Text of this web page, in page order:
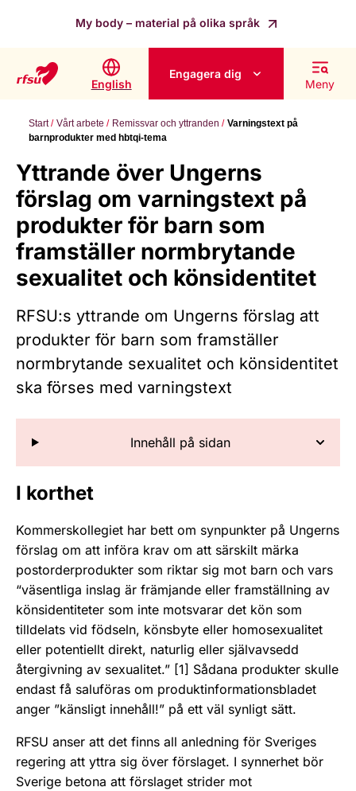
My body – material på olika språk
English
Engagera dig
Meny
Start Vårt arbete Remissvar och yttranden
Varningstext på
barnprodukter med hbtqi-tema
Yttrande över Ungerns
förslag om varningstext på
produkter för barn som
framställer normbrytande
sexualitet och könsidentitet
RFSU:s yttrande om Ungerns förslag att
produkter för barn som framställer
normbrytande sexualitet och könsidentitet
ska förses med varningstext
Innehåll på sidan
I korthet
Kommerskollegiet har bett om synpunkter på Ungerns
förslag om att införa krav om att särskilt märka
postorderprodukter som riktar sig mot barn och vars
“väsentliga inslag är främjande eller framställning av
könsidentiteter som inte motsvarar det kön som
tilldelats vid födseln, könsbyte eller homosexualitet
eller potentiellt direkt, naturlig eller självavsedd
återgivning av sexualitet.” [1] Sådana produkter skulle
endast få saluföras om produktinformationsbladet
anger ”känsligt innehåll!” på ett väl synligt sätt.
RFSU anser att det finns all anledning för Sveriges
regering att yttra sig över förslaget. I synnerhet bör
Sverige betona att förslaget strider mot